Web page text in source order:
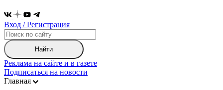
Вход / Регистрация
Найти
Реклама на сайте и в газете
Подписаться на новости
Главная